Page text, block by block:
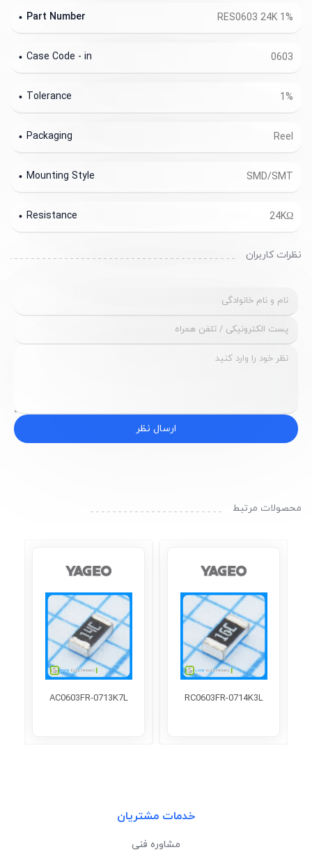
RES0603 24K 1%
Part Number
0603
Case Code - in
1%
Tolerance
Reel
Packaging
SMD/SMT
Mounting Style
24KΩ
Resistance
نظرات کاربران
ارسال نظر
محصولات مرتبط
RC0603FR-0714K3L
AC0603FR-0713K7L
خدمات مشتریان
مشاوره فنی